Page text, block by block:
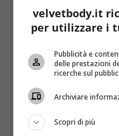
L’estate 2021 sarà
oscillano tra il retrò e il
Read More
velvetbody.it
per utilizzare i
Pubblicità e
delle prestazioni
ricerche sul
Archiviare
Scopri di più